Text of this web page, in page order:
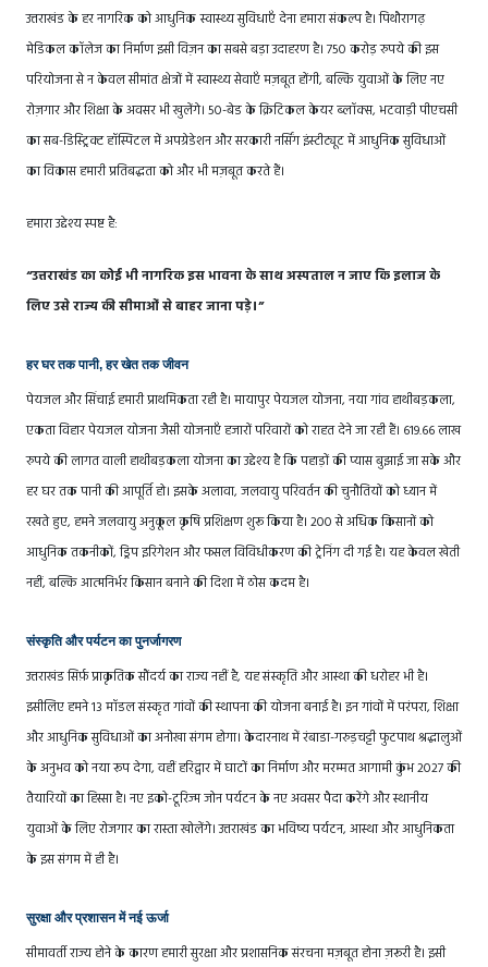
उत्तराखंड के हर नागरिक को आधुनिक स्वास्थ्य सुविधाएँ देना हमारा संकल्प है। पिथौरागढ़
मेडिकल कॉलेज का निर्माण इसी विज़न का सबसे बड़ा उदाहरण है। 750 करोड़ रुपये की इस
परियोजना से न केवल सीमांत क्षेत्रों में स्वास्थ्य सेवाएँ मज़बूत होंगी, बल्कि युवाओं के लिए नए
रोज़गार और शिक्षा के अवसर भी खुलेंगे। 50-बेड के क्रिटिकल केयर ब्लॉक्स, भटवाड़ी पीएचसी
का सब-डिस्ट्रिक्ट हॉस्पिटल में अपग्रेडेशन और सरकारी नर्सिंग इंस्टीट्यूट में आधुनिक सुविधाओं
का विकास हमारी प्रतिबद्धता को और भी मज़बूत करते हैं।
हमारा उद्देश्य स्पष्ट है:
“उत्तराखंड का कोई भी नागरिक इस भावना के साथ अस्पताल न जाए कि इलाज के
लिए उसे राज्य की सीमाओं से बाहर जाना पड़े।”
हर घर तक पानी, हर खेत तक जीवन
पेयजल और सिंचाई हमारी प्राथमिकता रही है। मायापुर पेयजल योजना, नया गांव हाथीबड़कला,
एकता विहार पेयजल योजना जैसी योजनाएँ हजारों परिवारों को राहत देने जा रही हैं। 619.66 लाख
रुपये की लागत वाली हाथीबड़कला योजना का उद्देश्य है कि पहाड़ों की प्यास बुझाई जा सके और
हर घर तक पानी की आपूर्ति हो। इसके अलावा, जलवायु परिवर्तन की चुनौतियों को ध्यान में
रखते हुए, हमने जलवायु अनुकूल कृषि प्रशिक्षण शुरू किया है। 200 से अधिक किसानों को
आधुनिक तकनीकों, ड्रिप इरिगेशन और फसल विविधीकरण की ट्रेनिंग दी गई है। यह केवल खेती
नहीं, बल्कि आत्मनिर्भर किसान बनाने की दिशा में ठोस कदम है।
संस्कृति और पर्यटन का पुनर्जागरण
उत्तराखंड सिर्फ़ प्राकृतिक सौंदर्य का राज्य नहीं है, यह संस्कृति और आस्था की धरोहर भी है।
इसीलिए हमने 13 मॉडल संस्कृत गांवों की स्थापना की योजना बनाई है। इन गांवों में परंपरा, शिक्षा
और आधुनिक सुविधाओं का अनोखा संगम होगा। केदारनाथ में रंबाडा-गरुड़चट्टी फुटपाथ श्रद्धालुओं
के अनुभव को नया रूप देगा, वहीं हरिद्वार में घाटों का निर्माण और मरम्मत आगामी कुंभ 2027 की
तैयारियों का हिस्सा है। नए इको-टूरिज्म जोन पर्यटन के नए अवसर पैदा करेंगे और स्थानीय
युवाओं के लिए रोजगार का रास्ता खोलेंगे। उत्तराखंड का भविष्य पर्यटन, आस्था और आधुनिकता
के इस संगम में ही है।
सुरक्षा और प्रशासन में नई ऊर्जा
सीमावर्ती राज्य होने के कारण हमारी सुरक्षा और प्रशासनिक संरचना मज़बूत होना ज़रूरी है। इसी